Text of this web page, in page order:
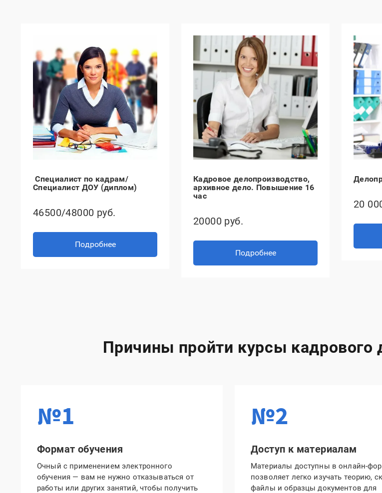
Специалист по кадрам/
Специалист ДОУ (диплом)
46500/48000 руб.
Подробнее
Кадровое делопроизводство,
архивное дело. Повышение 16
час
20000 руб.
Подробнее
20
Причины пройти курсы кадрового
№1
Формат обучения
Очный с применением электронного
обучения — вам не нужно отказываться от
работы или других занятий, чтобы получить
№2
Доступ к материалам
Материалы доступны в онлайн-
позволяет легко изучать теорию,
файлы и образцы документов для